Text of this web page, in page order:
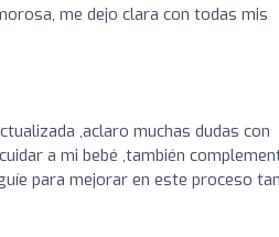
me dejo clara con todas mis
,aclaro muchas dudas con
a mi bebé ,también
para mejorar en este proceso tan